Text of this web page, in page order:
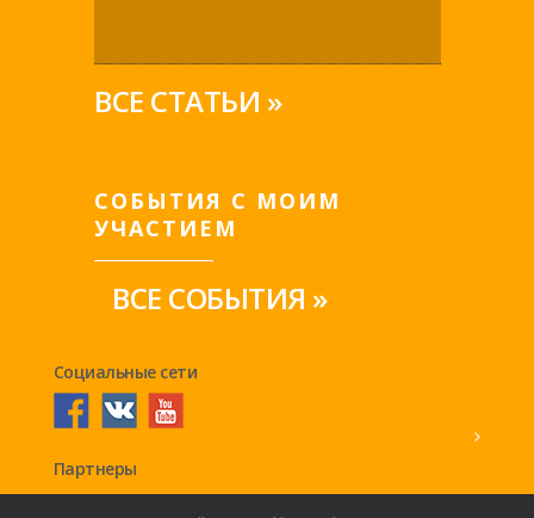
ВСЕ СТАТЬИ »
СОБЫТИЯ С МОИМ
УЧАСТИЕМ
ВСЕ СОБЫТИЯ »
Социальные сети
Партнеры